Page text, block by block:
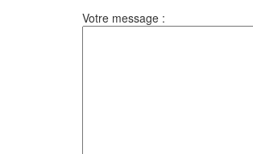
Votre message :